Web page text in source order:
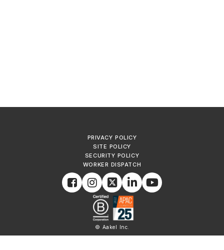
PRIVACY POLICY
SITE POLICY
SECURITY POLICY
WORKER DISPATCH
© Aakel Inc.